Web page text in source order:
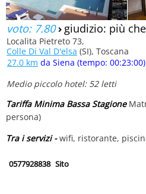
voto: 7.80› giudizio: più
Localita Pietreto 73,
Colle Di Val D'elsa (SI), Toscana
27.0 km da Siena (tempo: 00:23:00)
Medio piccolo hotel: 52 letti
Tariffa Minima Bassa Stagione
persona)
Tra i servizi -wifi, ristorante,
0577928838 Sito